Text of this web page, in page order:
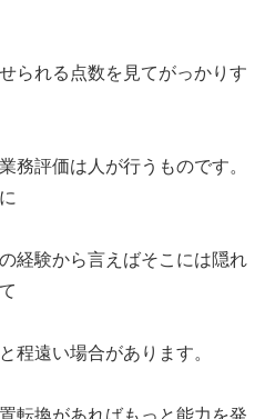
られる点数を見てがっかりす
務評価は人が行うものです。
経験から言えばそこには隠れ
程遠い場合があります。